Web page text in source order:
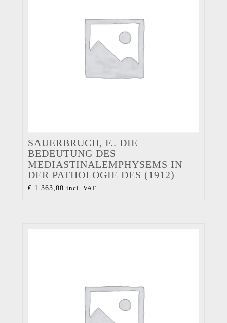
SAUERBRUCH, F.. DIE
BEDEUTUNG DES
MEDIASTINALEMPHYSEMS IN
DER PATHOLOGIE DES (1912)
€ 1.363,00 incl. VAT